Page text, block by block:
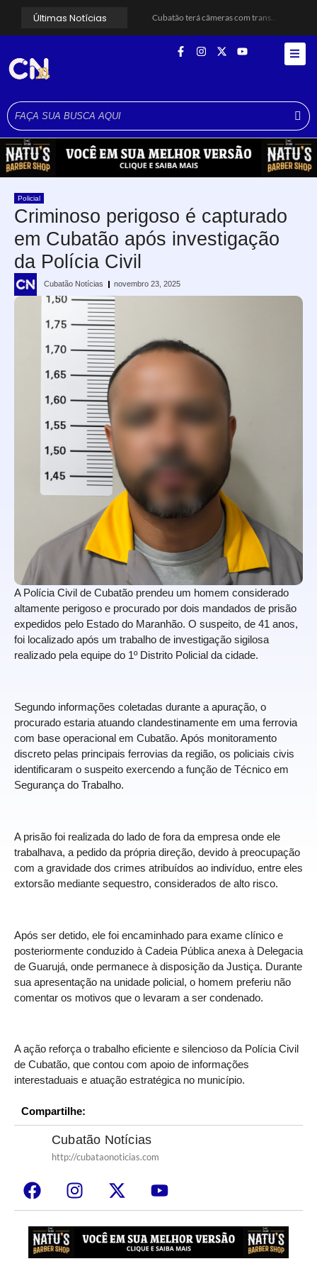
Últimas Notícias
Cubatão terá câmeras com transmissão ao vivo de pontos turísticos pela internet
Guarujá cria força-tarefa para enfrentar crise no abastecimento de água
Pai e filho ficam feridos após se esfaquearem durante briga em Cubatão
Projeto Caminhos Seguros amplia atendimento à população vulnerável em Cubatão
Policial
Criminoso perigoso é capturado
em Cubatão após investigação
da Polícia Civil
Cubatão Notícias novembro 23, 2025
A Polícia Civil de Cubatão prendeu um homem considerado
altamente perigoso e procurado por dois mandados de prisão
expedidos pelo Estado do Maranhão. O suspeito, de 41 anos,
foi localizado após um trabalho de investigação sigilosa
realizado pela equipe do 1º Distrito Policial da cidade.
Segundo informações coletadas durante a apuração, o
procurado estaria atuando clandestinamente em uma ferrovia
com base operacional em Cubatão. Após monitoramento
discreto pelas principais ferrovias da região, os policiais civis
identificaram o suspeito exercendo a função de Técnico em
Segurança do Trabalho.
A prisão foi realizada do lado de fora da empresa onde ele
trabalhava, a pedido da própria direção, devido à preocupação
com a gravidade dos crimes atribuídos ao indivíduo, entre eles
extorsão mediante sequestro, considerados de alto risco.
Após ser detido, ele foi encaminhado para exame clínico e
posteriormente conduzido à Cadeia Pública anexa à Delegacia
de Guarujá, onde permanece à disposição da Justiça. Durante
sua apresentação na unidade policial, o homem preferiu não
comentar os motivos que o levaram a ser condenado.
A ação reforça o trabalho eficiente e silencioso da Polícia Civil
de Cubatão, que contou com apoio de informações
interestaduais e atuação estratégica no município.
Compartilhe:
Cubatão Notícias
http://cubataonoticias.com